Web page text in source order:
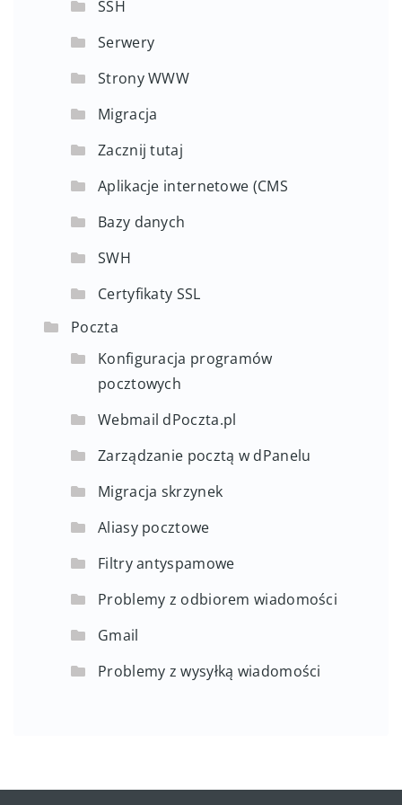
SSH
Serwery
Strony WWW
Migracja
Zacznij tutaj
Aplikacje internetowe (CMS
Bazy danych
SWH
Certyfikaty SSL
Poczta
Konfiguracja programów
pocztowych
Webmail dPoczta.pl
Zarządzanie pocztą w dPanelu
Migracja skrzynek
Aliasy pocztowe
Filtry antyspamowe
Problemy z odbiorem wiadomości
Gmail
Problemy z wysyłką wiadomości